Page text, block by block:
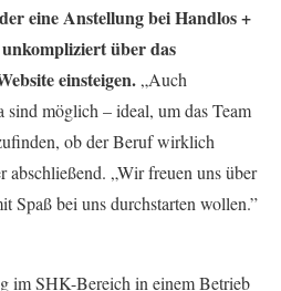
eine Anstellung bei Handlos +
über das
einsteigen. „Auch
sind möglich – ideal, um das Team
ob der Beruf wirklich
abschließend. „Wir freuen uns über
Spaß bei uns durchstarten wollen.”
im SHK-Bereich in einem Betrieb